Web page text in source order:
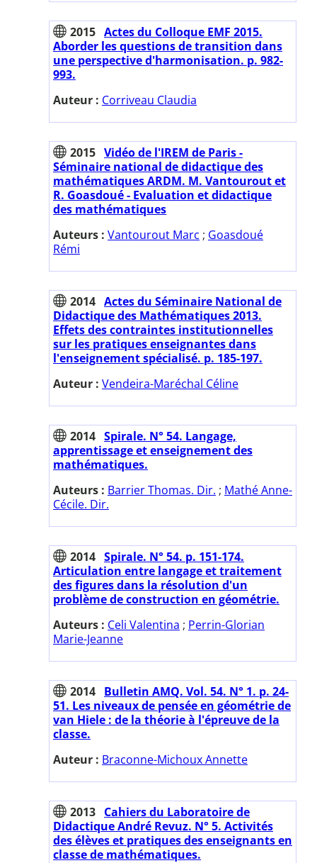
2015 Actes du Colloque EMF 2015.
Aborder les questions de transition dans
une perspective d'harmonisation. p. 982-
993.
Auteur : Corriveau Claudia
2015 Vidéo de l'IREM de Paris -
Séminaire national de didactique des
mathématiques ARDM. M. Vantourout et
R. Goasdoué - Evaluation et didactique
des mathématiques
Auteurs : Vantourout Marc ; Goasdoué
Rémi
2014 Actes du Séminaire National de
Didactique des Mathématiques 2013.
Effets des contraintes institutionnelles
sur les pratiques enseignantes dans
l'enseignement spécialisé. p. 185-197.
Auteur : Vendeira-Maréchal Céline
2014 Spirale. N° 54. Langage,
apprentissage et enseignement des
mathématiques.
Auteurs : Barrier Thomas. Dir. ; Mathé Anne-
Cécile. Dir.
2014 Spirale. N° 54. p. 151-174.
Articulation entre langage et traitement
des figures dans la résolution d'un
problème de construction en géométrie.
Auteurs : Celi Valentina ; Perrin-Glorian
Marie-Jeanne
2014 Bulletin AMQ. Vol. 54. N° 1. p. 24-
51. Les niveaux de pensée en géométrie de
van Hiele : de la théorie à l'épreuve de la
classe.
Auteur : Braconne-Michoux Annette
2013 Cahiers du Laboratoire de
Didactique André Revuz. N° 5. Activités
des élèves et pratiques des enseignants en
classe de mathématiques.